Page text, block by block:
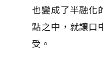
也變成了半融化
點之中，就讓口
受。